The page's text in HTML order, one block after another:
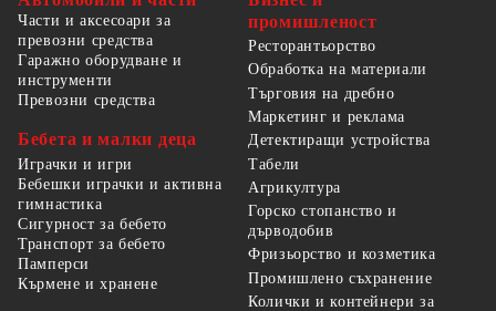
Части и аксесоари за
превозни средства
Гаражно оборудване и
инструменти
Превозни средства
Бебета и малки деца
Играчки и игри
Бебешки играчки и активна
гимнастика
Сигурност за бебето
Транспорт за бебето
Памперси
Кърмене и хранене
промишленост
Ресторантьорство
Обработка на материали
Търговия на дребно
Маркетинг и реклама
Детектиращи устройства
Табели
Агрикултура
Горско стопанство и
дърводобив
Фризьорство и козметика
Промишлено съхранение
Колички и контейнери за